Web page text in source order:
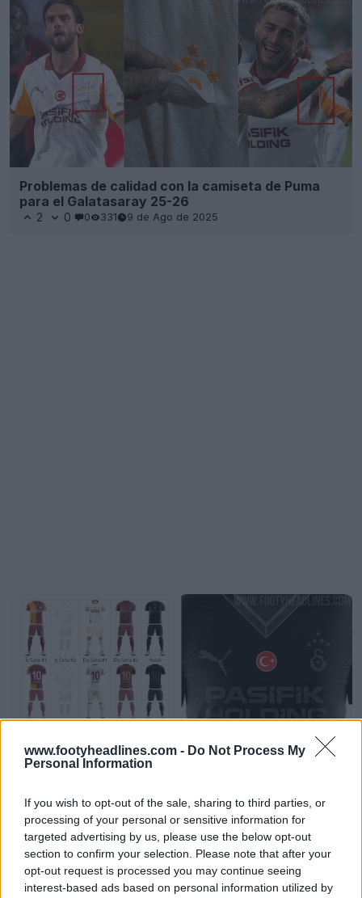
www.footyheadlines.com - Do Not Process My
Personal Information
If you wish to opt-out of the sale, sharing to third parties, or
processing of your personal or sensitive information for
targeted advertising by us, please use the below opt-out
section to confirm your selection. Please note that after your
opt-out request is processed you may continue seeing
interest-based ads based on personal information utilized by
Problemas de calidad con la camiseta de Puma
para el Galatasaray 25-26
2 0 0 331 9 de Ago de 2025
del Galatasaray 25-26
OFICIAL 2 0 0 558 4 de Ago de 2025